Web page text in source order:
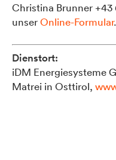
Christina Brunner +43
unserOnline-Formular.
Dienstort:
iDM Energiesysteme
Matrei in Osttirol,